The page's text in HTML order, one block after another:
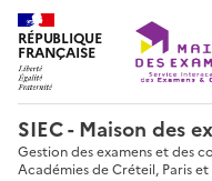
RÉPUBLIQUE
FRANÇAISE
SIEC - Maison des
Gestion des examens et des
Académies de Créteil, Paris et